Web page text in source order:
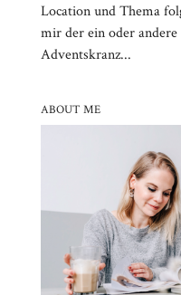
Location und Thema
mir der ein oder
Adventskranz...
ABOUT ME